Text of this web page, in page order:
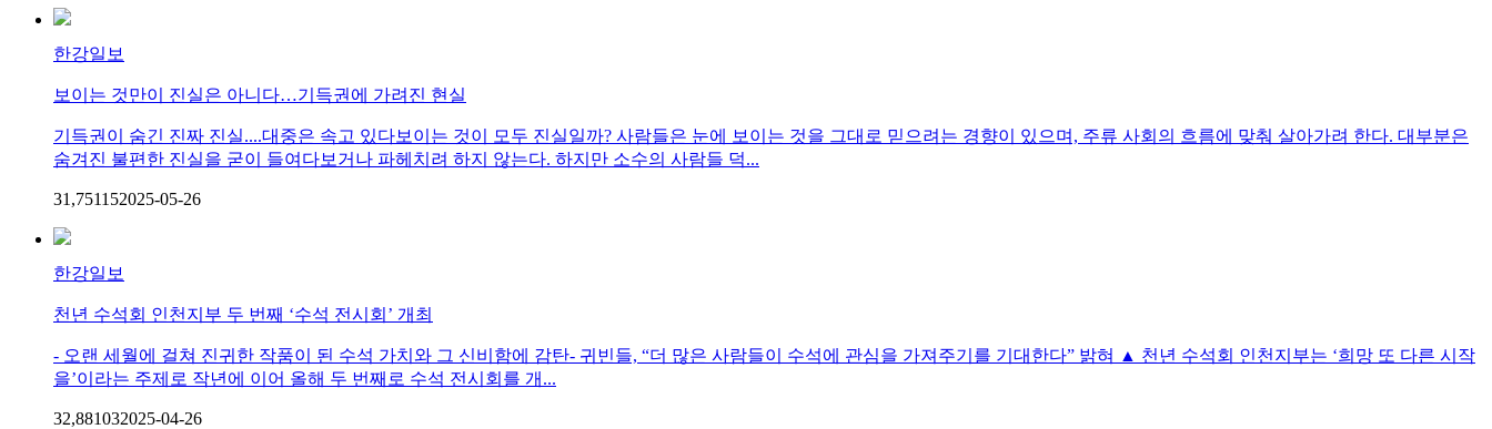
한강일보
보이는 것만이 진실은 아니다…기득권에 가려진 현실
기득권이 숨긴 진짜 진실....대중은 속고 있다보이는 것이 모두 진실일까? 사람들은 눈에 보이는 것을 그대로 믿으려는 경향이 있으며, 주류 사회의 흐름에 맞춰 살아가려 한다. 대부분은
숨겨진 불편한 진실을 굳이 들여다보거나 파헤치려 하지 않는다. 하지만 소수의 사람들 덕...
31,7511 52025-05-26
한강일보
천년 수석회 인천지부 두 번째 ‘수석 전시회’ 개최
- 오랜 세월에 걸쳐 진귀한 작품이 된 수석 가치와 그 신비함에 감탄- 귀빈들, “더 많은 사람들이 수석에 관심을 가져주기를 기대한다” 밝혀 ▲ 천년 수석회 인천지부는 ‘희망 또 다른 시작
을’이라는 주제로 작년에 이어 올해 두 번째로 수석 전시회를 개...
32,881032025-04-26